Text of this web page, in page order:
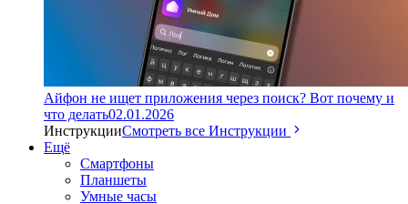
Айфон не ищет приложения через поиск? Вот почему и
что делать02.01.2026
ИнструкцииСмотреть все Инструкции
Ещё
Смартфоны
Планшеты
Умные часы